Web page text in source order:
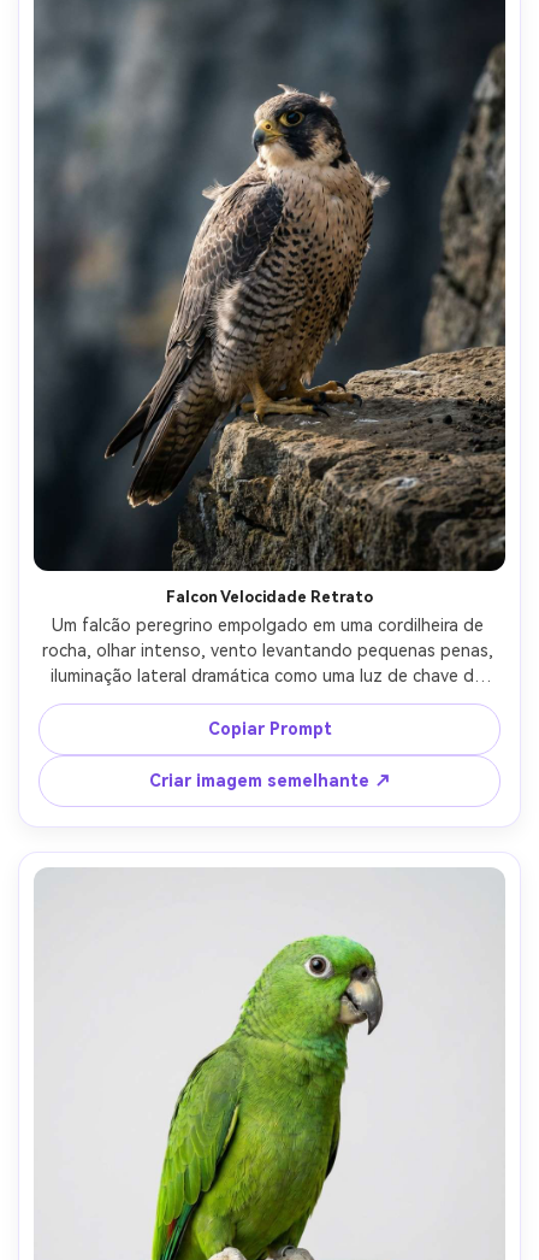
Falcon Velocidade Retrato
Um falcão peregrino empolgado em uma cordilheira de
rocha, olhar intenso, vento levantando pequenas penas,
iluminação lateral dramática como uma luz de chave de
estúdio, tirado em Nikon Z9 com olhar de 85mm f/1.8,
olhos ultra-afiados, fotorealista, alto contraste retrato
editorial da vida selvagem-AR 4:5
Copiar Prompt
Criar imagem semelhante ↗